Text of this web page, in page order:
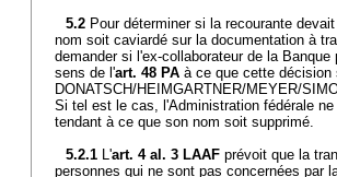
5.2 Pour déterminer si la recourante
nom soit caviardé sur la documentation à
demander si l'ex-collaborateur de la
sens de l'art. 48 PA à ce que cette
DONATSCH/HEIMGARTNER/MEYER/
Si tel est le cas, l'Administration fédérale
tendant à ce que son nom soit supprimé.
5.2.1 L'art. 4 al. 3 LAAF prévoit que la
personnes qui ne sont pas concernées par